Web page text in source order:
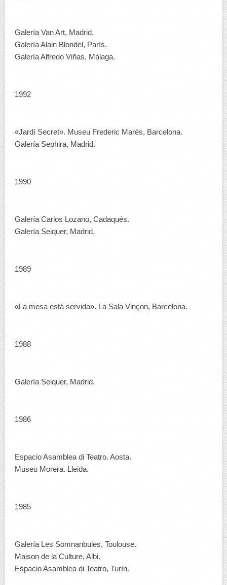
Galería Van Art, Madrid.
Galería Alain Blondel, París.
Galería Alfredo Viñas, Málaga.
1992
«Jardí Secret». Museu Frederic Marés, Barcelona.
Galería Sephira, Madrid.
1990
Galería Carlos Lozano, Cadaqués.
Galería Seiquer, Madrid.
1989
«La mesa está servida». La Sala Vinçon, Barcelona.
1988
Galería Seiquer, Madrid.
1986
Espacio Asamblea di Teatro. Aosta.
Museu Morera. Lleida.
1985
Galería Les Somnanbules, Toulouse.
Maison de la Culture, Albi.
Espacio Asamblea di Teatro, Turín.